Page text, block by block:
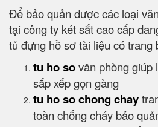
Để bảo quản được các loại
tại công ty két sắt cao cấp
tủ đựng hồ sơ tài liệu có trang
tu ho sovăn phòng giúp
sắp xếp gọn gàng
tu ho so chong chay
toàn chống cháy bảo